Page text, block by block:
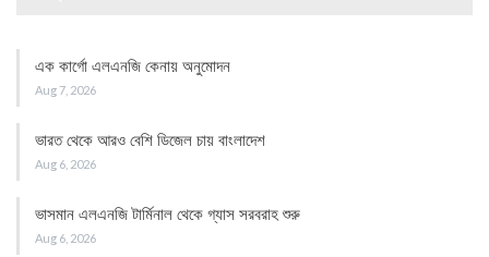
এক কার্গো এলএনজি কেনায় অনুমোদন
Aug 7, 2026
ভারত থেকে আরও বেশি ডিজেল চায় বাংলাদেশ
Aug 6, 2026
ভাসমান এলএনজি টার্মিনাল থেকে গ্যাস সরবরাহ শুরু
Aug 6, 2026